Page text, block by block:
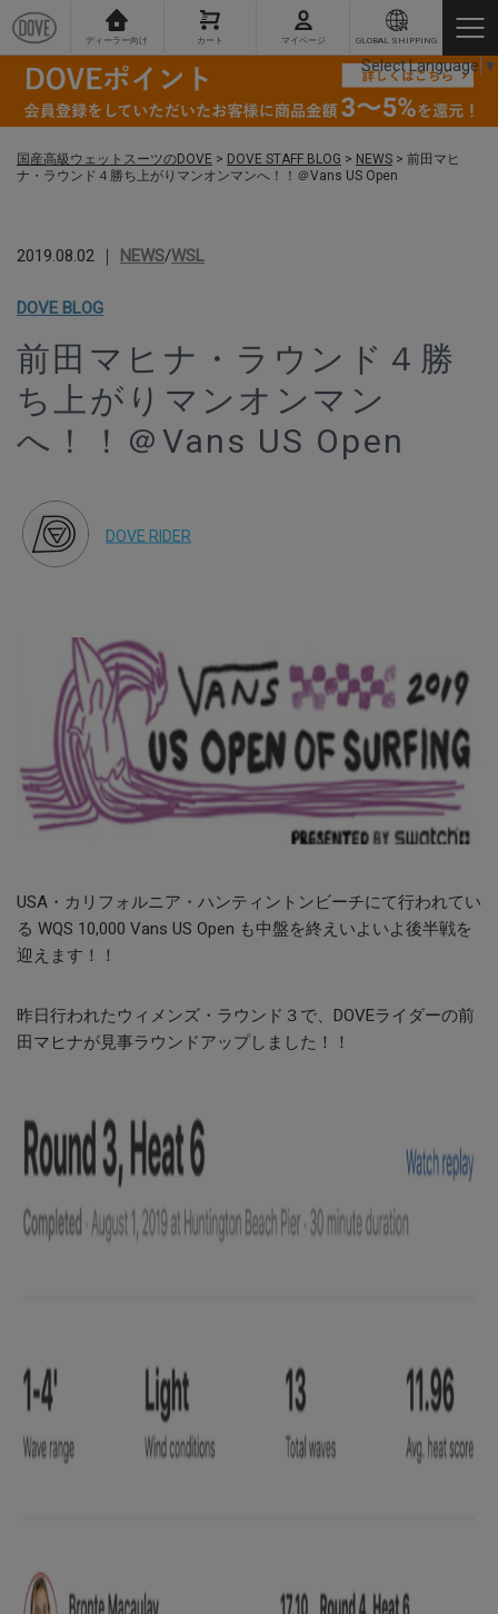
ディーラー向け カート マイページ GLOBAL SHIPPING
国産高級ウェットスーツのDOVE > DOVE STAFF BLOG > NEWS > 前田マヒ
ナ・ラウンド４勝ち上がりマンオンマンへ！！＠Vans US Open
2019.08.02 ｜ NEWS/WSL
DOVE BLOG
前田マヒナ・ラウンド４勝
ち上がりマンオンマン
へ！！＠Vans US Open
DOVE RIDER
USA・カリフォルニア・ハンティントンビーチにて行われてい
る WQS 10,000 Vans US Open も中盤を終えいよいよ後半戦を
迎えます！！
昨日行われたウィメンズ・ラウンド３で、DOVEライダーの前
田マヒナが見事ラウンドアップしました！！
Select Language ▼